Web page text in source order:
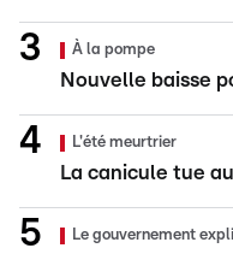
À la pompe
Nouvelle baisse
L'été meurtrier
La canicule tue
Le gouvernement